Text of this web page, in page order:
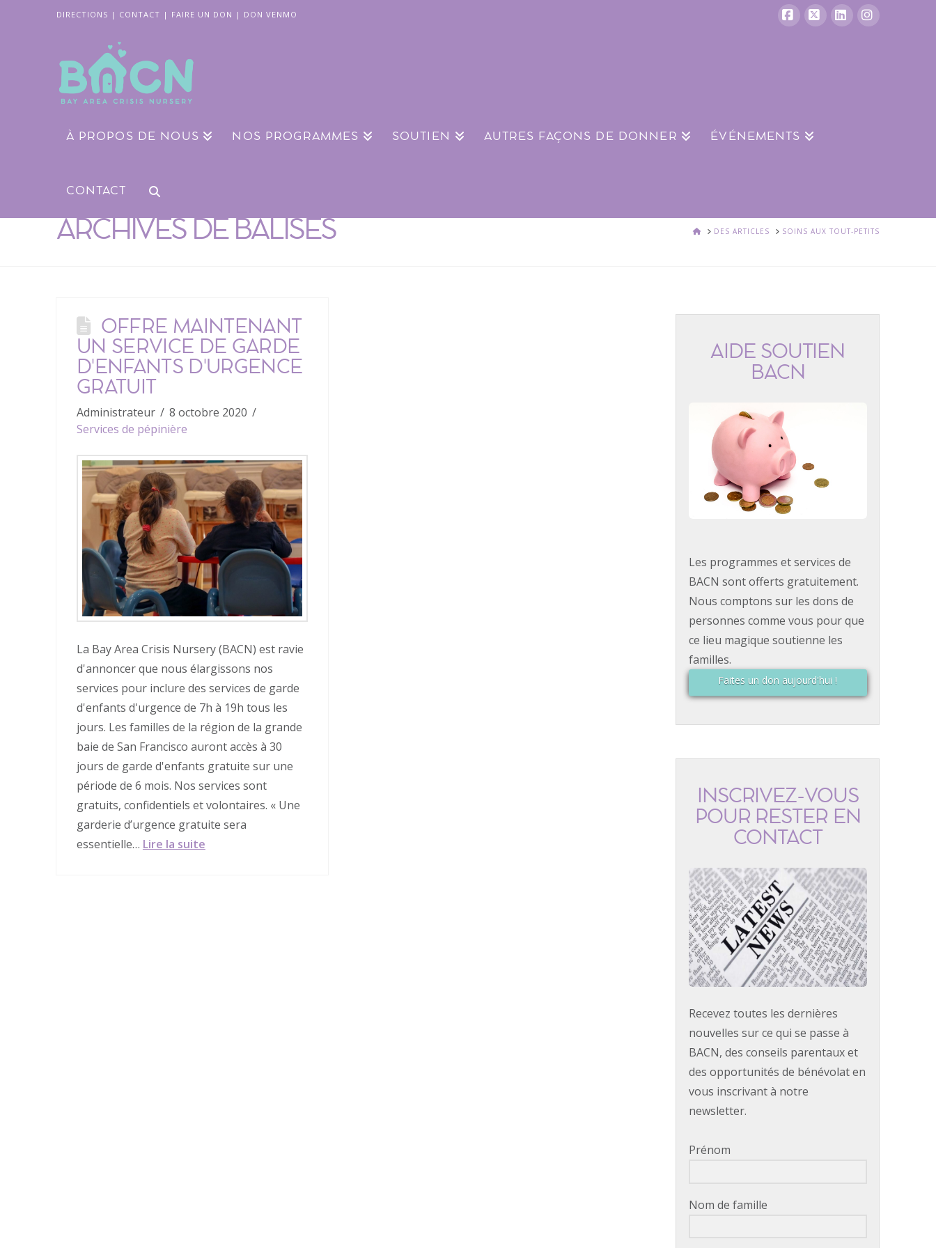
DIRECTIONS | CONTACT | FAIRE UN DON | DON VENMO
À PROPOS DE NOUS NOS PROGRAMMES SOUTIEN AUTRES FAÇONS DE DONNER ÉVÉNEMENTS
CONTACT
ARCHIVES DE BALISES ACCUEIL
DES ARTICLES SOINS AUX TOUT-PETITS
OFFRE MAINTENANT
UN SERVICE DE GARDE
D'ENFANTS D'URGENCE
GRATUIT
Administrateur
8 octobre 2020
Services de pépinière
La Bay Area Crisis Nursery (BACN) est ravie
d'annoncer que nous élargissons nos
services pour inclure des services de garde
d'enfants d'urgence de 7h à 19h tous les
jours. Les familles de la région de la grande
baie de San Francisco auront accès à 30
jours de garde d'enfants gratuite sur une
période de 6 mois. Nos services sont
gratuits, confidentiels et volontaires. « Une
garderie d’urgence gratuite sera
essentielle… Lire la suite
AIDE SOUTIEN
BACN
Les programmes et services de
BACN sont offerts gratuitement.
Nous comptons sur les dons de
personnes comme vous pour que
ce lieu magique soutienne les
familles.
Faites un don aujourd'hui !
INSCRIVEZ-VOUS
POUR RESTER EN
CONTACT
Recevez toutes les dernières
nouvelles sur ce qui se passe à
BACN, des conseils parentaux et
des opportunités de bénévolat en
vous inscrivant à notre
newsletter.
Prénom
Nom de famille